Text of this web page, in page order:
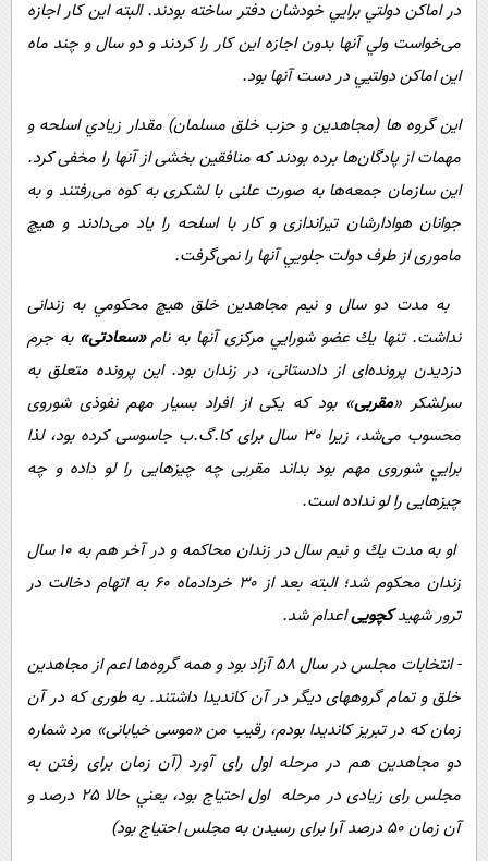
در اماكن دولتي برایي خودشان دفتر ساخته بودند. البته اين كار اجازه
می‌خواست ولي آنها بدون اجازه اين كار را كردند و دو سال و چند ماه
اين اماكن دولتیي در دست آنها بود.
اين گروه‌ ها (مجاهدين و حزب خلق مسلمان) مقدار زيادي اسلحه و
مهمات از پادگان‌ها برده بودند كه منافقين بخشی از آنها را مخفی کرد.
این سازمان جمعه‌ها به صورت علنی با لشكری به كوه می‌رفتند و به
جوانان هوادارشان تيراندازی و كار با اسلحه را ياد می‌دادند و هيچ
ماموری از طرف دولت جلویي آنها را نمی‌گرفت.
به مدت دو سال و نيم مجاهدين خلق هيچ محكومي به زندانی
نداشت. تنها يك عضو شورایي مركزی آنها به نام«سعادتی» به جرم
دزديدن پرونده‌ای از دادستانی، در زندان بود. اين پرونده متعلق به
سرلشكر «مقربی» بود كه يكی از افراد بسيار مهم نفوذی شوروی
محسوب می‌شد، زيرا 30 سال برای كا.گ.ب جاسوسی كرده بود، لذا
برایي شوروی مهم بود بداند مقربی چه چيزهايی را لو داده و چه
چيزهايی را لو نداده است.
او به مدت يك و نيم سال در زندان محاكمه و در آخر هم به 10 سال
زندان محكوم شد؛ البته بعد از 30 خردادماه 60 به اتهام دخالت در
ترور شهيدكچويیاعدام شد.
- ‌انتخابات مجلس در سال 58 آزاد بود و همه‌ گروه‌ها اعم از مجاهدين
خلق و تمام گروههای ديگر در آن كانديدا داشتند. به طوری كه در آن
زمان كه در تبريز كانديدا بودم، رقيب من «موسی خيابانی» مرد شماره
دو مجاهدین هم در مرحله اول رای آورد (آن زمان برای رفتن به
مجلس رای زيادی در مرحله‌ اول احتياج بود، يعني حالا 25 درصد و
آن زمان 50 درصد آرا برای رسيدن به مجلس احتياج بود)